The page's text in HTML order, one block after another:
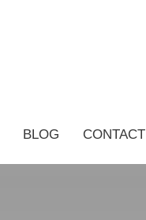
BLOG CONTACT